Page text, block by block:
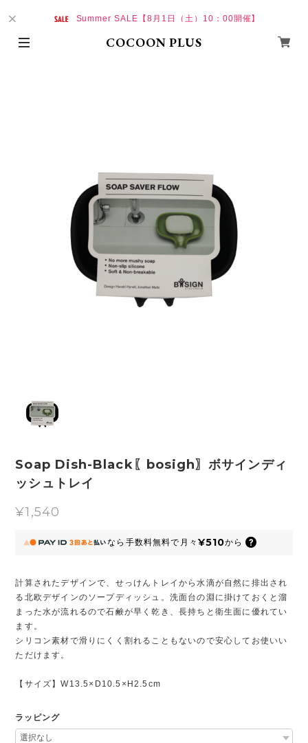
Summer SALE【8月1日（土）10：00開催】
COCOON PLUS
Soap Dish-Black〖bosigh〗ボサインディ
ッシュトレイ
¥1,540
なら 手数料無料で 月々 ¥510から
計算されたデザインで、せっけんトレイから水滴が自然に排出され
る北欧デザインのソープディッシュ。洗面台の淵に掛けておくと溜
まった水が流れるので石鹸が早く乾き、長持ちと衛生面に優れてい
ます。
シリコン素材で滑りにくく割れることもないので安心してお使いい
ただけます。
【サイズ】W13.5×D10.5×H2.5cm
ラッピング